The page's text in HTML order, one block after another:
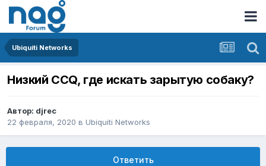
Ubiquiti Networks
Низкий CCQ, где искать зарытую собаку?
Автор: djrec
22 февраля, 2020 в Ubiquiti Networks
Ответить